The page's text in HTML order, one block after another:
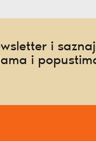
i
i